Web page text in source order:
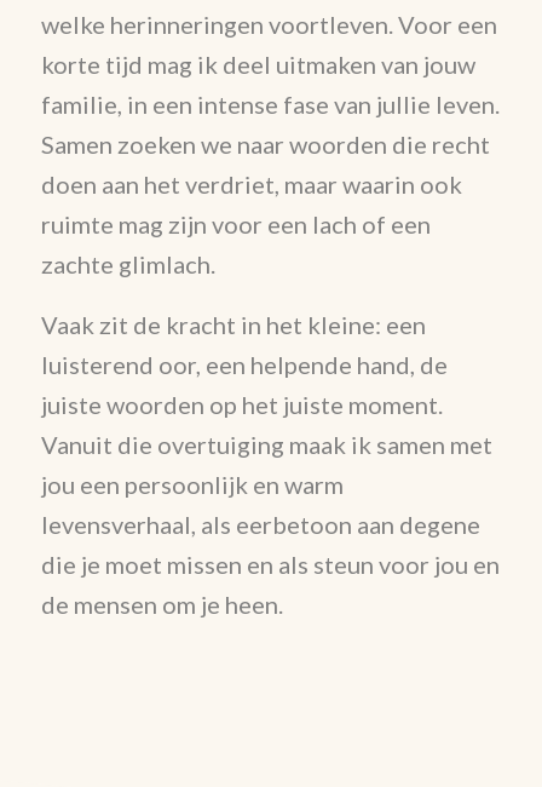
welke herinneringen voortleven. Voor een
korte tijd mag ik deel uitmaken van jouw
familie, in een intense fase van jullie leven.
Samen zoeken we naar woorden die recht
doen aan het verdriet, maar waarin ook
ruimte mag zijn voor een lach of een
zachte glimlach.
Vaak zit de kracht in het kleine: een
luisterend oor, een helpende hand, de
juiste woorden op het juiste moment.
Vanuit die overtuiging maak ik samen met
jou een persoonlijk en warm
levensverhaal, als eerbetoon aan degene
die je moet missen en als steun voor jou en
de mensen om je heen.